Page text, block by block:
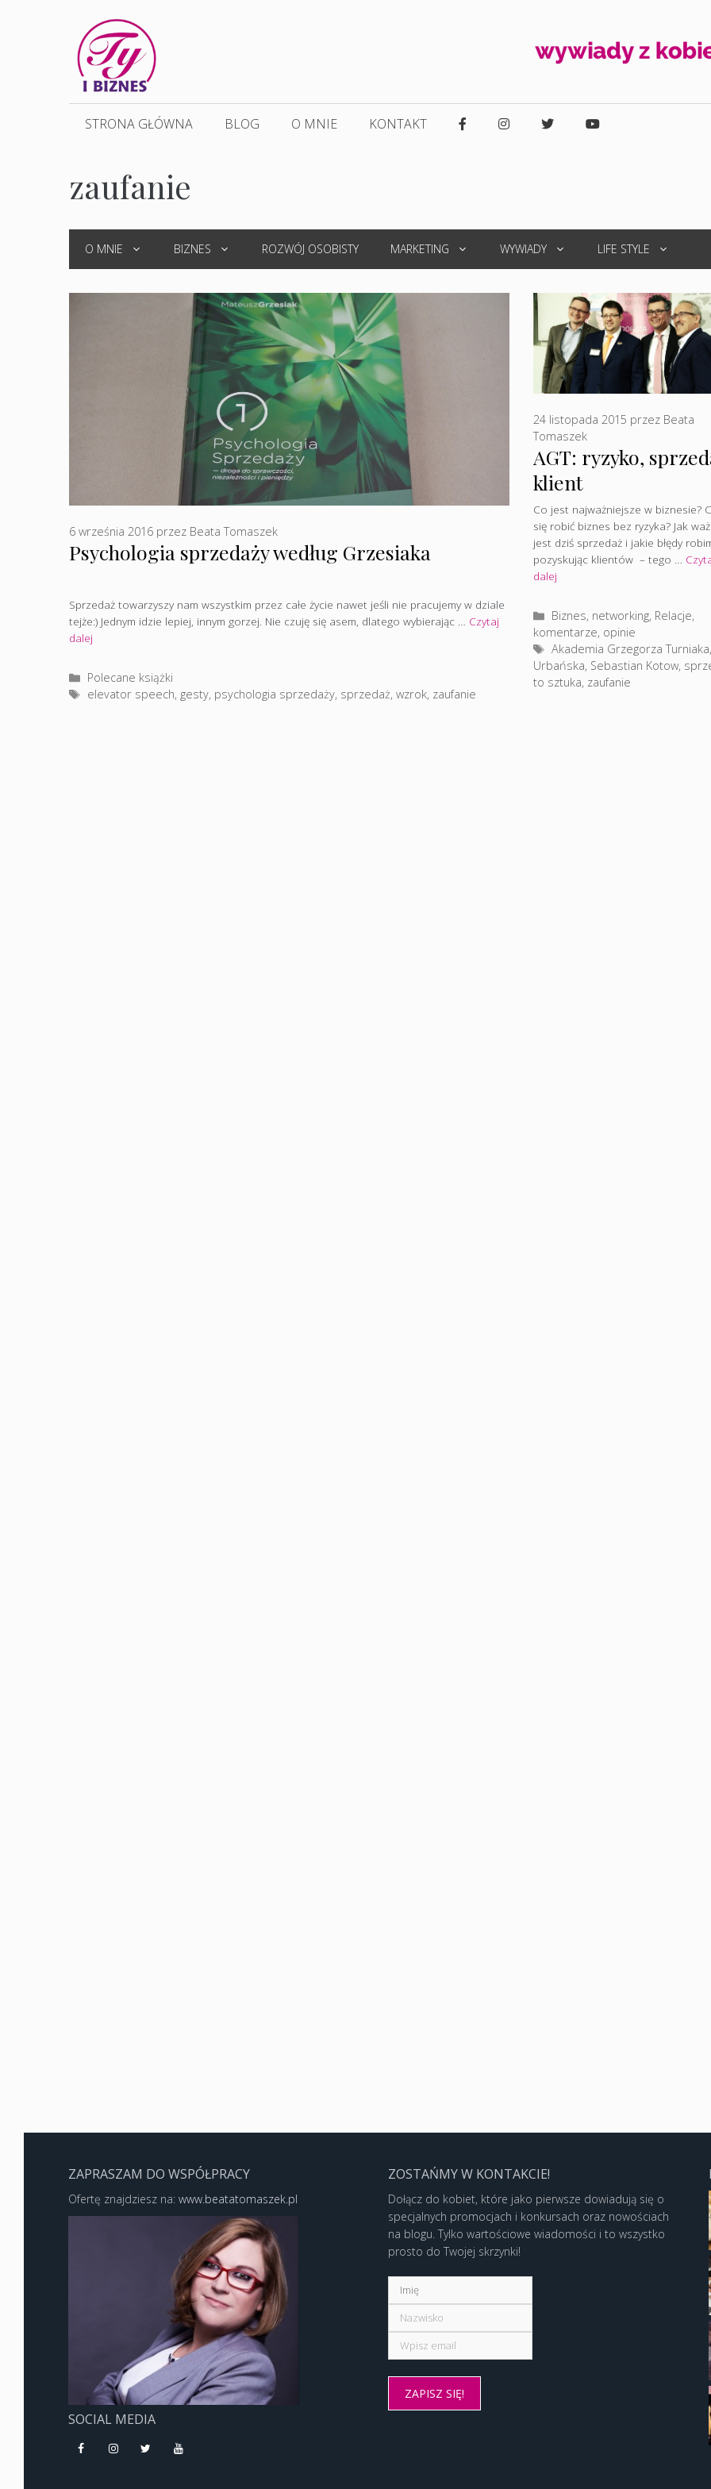
STRONA GŁÓWNA BLOG O MNIE KONTAKT
zaufanie
O MNIE BIZNES ROZWÓJ OSOBISTY MARKETING WYWIADY LIFE STYLE
Psychologia sprzedaży według Grzesiaka
6 września 2016 przez Beata Tomaszek
Sprzedaż towarzyszy nam wszystkim przez całe życie nawet jeśli nie pracujemy w dziale
tejże:) Jednym idzie lepiej, innym gorzej. Nie czuję się asem, dlatego wybierając … Czytaj
dalej
Kategorie
Polecane książki
Tagi
elevator speech, gesty, psychologia sprzedaży, sprzedaż,wzrok, zaufanie
AGT: ryzyko,
klient
24 listopada 2015 przez Beata
Tomaszek
Co jest najważniejsze w biznesie?
się robić biznes bez ryzyka? Jak
jest dziś sprzedaż i jakie błędy
pozyskując klientów – tego …
dalej
Kategorie
Biznes, networking, Relacje,
komentarze, opinie
Tagi
Akademia Grzegorza Turniaka
Urbańska, Sebastian Kotow,
to sztuka, zaufanie
ZAPRASZAM DO WSPÓŁPRACY
Ofertę znajdziesz na: www.beatatomaszek.pl
SOCIAL MEDIA
ZOSTAŃMY W KONTAKCIE!
Dołącz do kobiet, które jako pierwsze dowiadują się o
specjalnych promocjach i konkursach oraz nowościach
na blogu. Tylko wartościowe wiadomości i to wszystko
prosto do Twojej skrzynki!